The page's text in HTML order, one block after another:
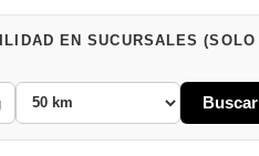
EN SUCURSALES (SOLO
Buscar